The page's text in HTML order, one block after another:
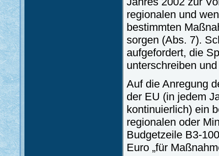
regionalen und
bestimmten
sorgen (Abs. 7).
aufgefordert, die
unterschreiben
Auf die Anregung
der EU (in jedem
kontinuierlich) ein
regionalen oder
Budgetzeile B3-
Euro „für